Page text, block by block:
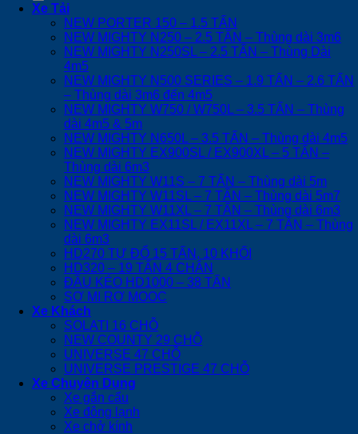
Xe Tải
NEW PORTER 150 – 1.5 TẤN
NEW MIGHTY N250 – 2.5 TẤN – Thùng dài 3m6
NEW MIGHTY N250SL – 2.5 TẤN – Thùng Dài
4m5
NEW MIGHTY N500 SERIES – 1.9 TẤN – 2.6 TẤN
– Thùng dài 3m6 đến 4m5
NEW MIGHTY W750 / W750L – 3.5 TẤN – Thùng
dài 4m5 & 5m
NEW MIGHTY N650L – 3.5 TẤN – Thùng dài 4m5
NEW MIGHTY EX900SL / EX900XL – 5 TẤN –
Thùng dài 6m3
NEW MIGHTY W11S – 7 TẤN – Thùng dài 5m
NEW MIGHTY W11SL – 7 TẤN – Thùng dài 5m7
NEW MIGHTY W11XL – 7 TẤN – Thùng dài 6m3
NEW MIGHTY EX11SL / EX11XL – 7 TẤN – Thùng
dài 6m3
HD270 TỰ ĐỔ 15 TẤN, 10 KHỐI
HD320 – 19 TẤN 4 CHÂN
ĐẦU KÉO HD1000 – 38 TẤN
SƠ MI RƠ MOOC
Xe Khách
SOLATI 16 CHỖ
NEW COUNTY 29 CHỖ
UNIVERSE 47 CHỖ
UNIVERSE PRESTIGE 47 CHỖ
Xe Chuyên Dụng
Xe gắn cẩu
Xe đông lạnh
Xe chở kính